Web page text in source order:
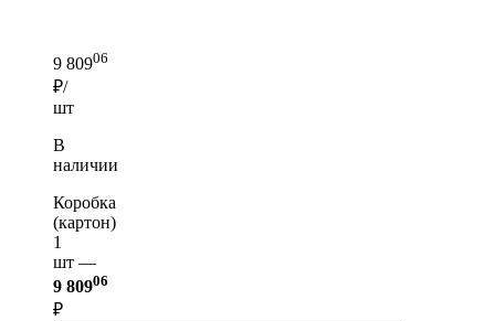
9 80906
₽/
шт
В
наличии
Коробка
(картон)
1
шт —
9 80906
₽